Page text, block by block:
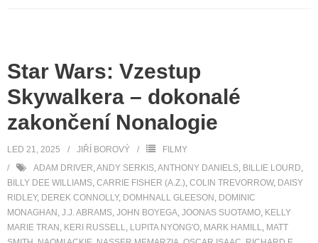
Star Wars: Vzestup
Skywalkera – dokonalé
zakončení Nonalogie
LED 21, 2025 JIŘÍ BOROVÝ
FILMY
ADAM DRIVER,ANDY SERKIS,ANTHONY DANIELS, BILLIE LOURD,
BILLY DEE WILLIAMS, CARRIE FISHER (A.Z.), COLIN TREVORROW, DAISY
RIDLEY, DEREK CONNOLLY, DOMHNALL GLEESON , DOMINIC
MONAGHAN , J.J. ABRAMS, JOHN BOYEGA, JOONAS SUOTAMO, KELLY
MARIE TRAN , KERI RUSSELL, LUPITA NYONG'O, MARK HAMILL, MATT